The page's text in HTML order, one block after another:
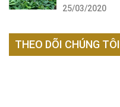
25/03/2020
THEO DÕI CHÚNG TÔI